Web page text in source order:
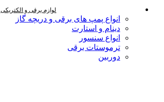
لوازم برقی و الکتریکی
انواع پمپ های برقی و دریچه گاز
دینام و استارت
انواع سنسور
ترموستات برقی
دوربین